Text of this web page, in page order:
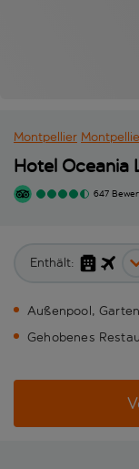
Montpellier
Hotel Oceania
647
Enthält:
Außenpool,
Gehobenes